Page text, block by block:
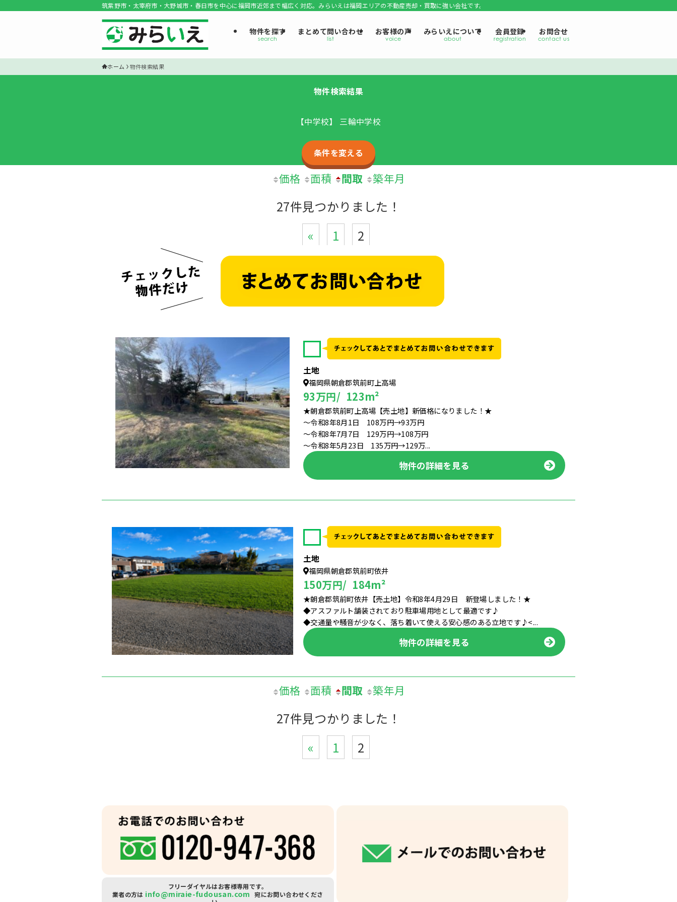
筑紫野市・太宰府市・大野城市・春日市を中心に福岡市近郊まで幅広く対応。みらいえは福岡エリアの不動産売却・買取に強い会社です。
物件を探す まとめて問い合わせ お客様の声 みらいえについて 会員登録 お問合せ
ホーム 物件検索結果
物件検索結果
【中学校】 三輪中学校
条件を変える
価格 面積 間取 築年月
27件見つかりました！
«
1 2
土地
福岡県朝倉郡筑前町上高場
93万円/ 123m²
★朝倉郡筑前町上高場【売土地】新価格になりました！★
～令和8年8月1日 108万円→93万円
～令和8年7月7日 129万円→108万円
～令和8年5月23日 135万円→129万...
物件の詳細を見る
土地
福岡県朝倉郡筑前町依井
150万円/ 184m²
★朝倉郡筑前町依井【売土地】令和8年4月29日 新登場しました！★
◆アスファルト舗装されており駐車場用地として最適です♪
◆交通量や騒音が少なく、落ち着いて使える安心感のある立地です♪<...
物件の詳細を見る
価格 面積 間取 築年月
27件見つかりました！
«
1 2
フリーダイヤルはお客様専用です。
業者の方は info@miraie-fudousan.com 宛にお問い合わせくださ